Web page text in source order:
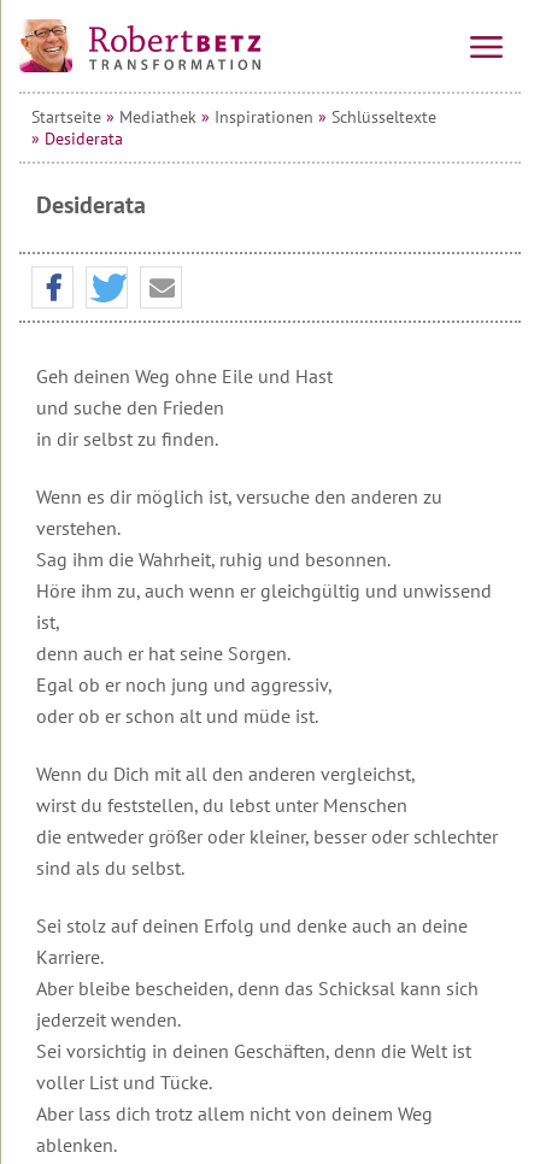
Vorträge
&
Seminare
Alle
Vorträge
Mehrtagesseminare
Wirtschafts-
Seminare
Seminar
&
Urlaub
auf
Lesbos
Themenwelten
Die
Transformationswoche
Basis
Erfolg,
Fülle
&
&
Gesundheit
Frauen-
Seminare
Seminare
Online-
10-
Wochen-
Online-
Teilnehmerstimmen
10-
Wochen-
Die
Robert
Basis-
Das
Leben
könnte
sein,
wenn
...
Der
der
Welt
in
dir
Was
gibt
dir
und
Kraftinsel
Lesbos
auf
Lesbos
Urlaubsseminare
Lesbos
Informationen
zur
Insel
Lesbos
Weitere
zu
Urlaubsseminaren
&
Gebühren
Unser
Seminarhotel
Flugbuchung
Flughafentransfer
FAQ:
Häufig
gestellte
Fragen
Videos
zu
&
Ausbildung
Überblick
Die
Transformations-
Therapie
Einleitung
zur
Transformations-
Therapie
Entwicklung
Transformations-
Therapie
Geistige
Grundlagen
Transformations-
Die
Transformationswoche®
Einleitung
Videos
zur
Dein
Transformationsprozess®
Einleitung
Organisatorische
und
Kosten
Gruppen,
und
Rückmeldungen
Video
zum
Transformationsprozess
Ausbildung
Transformations-
Therapie
Einleitung
10
der
Inhalte
der
Organisatorische
Daten
und
Kosten
Ausbildung
Transformations-
Grundlagen
Inhalte
und
Ziele
Daten
Informationen
und
Ablauf
Einleitung
Begleitende
Literatur
Anmeldeformulare
und
Therapeuten
Coaches
Alle
Therapeuten
&
Coaches
Transformations-
für
die
Service
&
Kontakt
Häufig
gestellte
Fragen
Infomaterial
und
Kataloge
Gästebuch
Gästebuch
Mediathek
Überblick
Videos
Robert
Betz
Einleitung
Interviews
Kurzvorträge
Videos
zu
Seminaren
und
Ausbildungen
Kostenfreie
Books
Online-
Aufzeichnungen
Ändere
Gedanken
und
Leben
ändert
Startseite » Mediathek » Inspirationen » Schlüsseltexte
» Desiderata
Desiderata
Geh deinen Weg ohne Eile und Hast
und suche den Frieden
in dir selbst zu finden.
Wenn es dir möglich ist, versuche den anderen zu
verstehen.
Sag ihm die Wahrheit, ruhig und besonnen.
Höre ihm zu, auch wenn er gleichgültig und unwissend
ist,
denn auch er hat seine Sorgen.
Egal ob er noch jung und aggressiv,
oder ob er schon alt und müde ist.
Wenn du Dich mit all den anderen vergleichst,
wirst du feststellen, du lebst unter Menschen
die entweder größer oder kleiner, besser oder schlechter
sind als du selbst.
Sei stolz auf deinen Erfolg und denke auch an deine
Karriere.
Aber bleibe bescheiden, denn das Schicksal kann sich
jederzeit wenden.
Sei vorsichtig in deinen Geschäften, denn die Welt ist
voller List und Tücke.
Aber lass dich trotz allem nicht von deinem Weg
ablenken.